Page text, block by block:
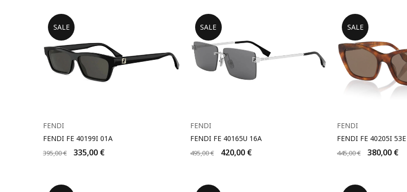
SALE
FENDI
FENDI FE 40199I 01A
395,00€ 335,00 €
SALE
FENDI
FENDI FE 40165U 16A
495,00€ 420,00 €
SALE
FENDI
FENDI FE 40205I 53E
445,00€ 380,00 €